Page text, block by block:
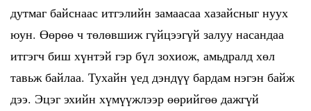
дутмаг байснаас итгэлийн замаасаа хазайсныг нуух
юун. Өөрөө ч төлөвшиж гүйцээгүй залуу насандаа
итгэгч биш хүнтэй гэр бүл зохиож, амьдралд хөл
тавьж байлаа. Тухайн үед дэндүү бардам нэгэн байж
дээ. Эцэг эхийн хүмүүжлээр өөрийгөө дажгүй